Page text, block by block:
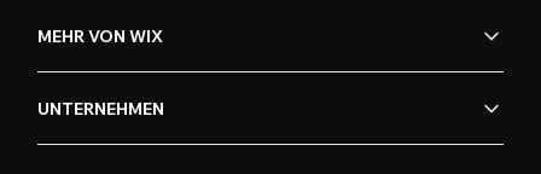
MEHR VON WIX
UNTERNEHMEN